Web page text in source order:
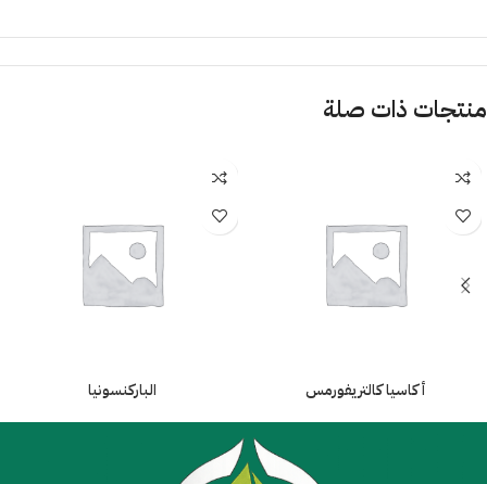
منتجات ذات صلة
أكاسيا كالتريفورمس الباركنسونيا